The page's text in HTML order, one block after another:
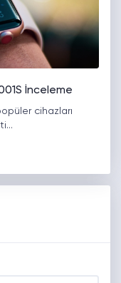
İnceleme
cihazları